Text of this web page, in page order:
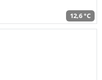
12,6 °C